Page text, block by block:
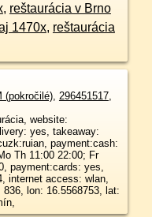
, reštaurácia v Brno
1470x, reštaurácia
(pokročilé), 296451517,
website:
yes, takeaway:
payment:cash:
Th 11:00 22:00; Fr
payment:cards: yes,
internet access: wlan,
lon: 16.5568753, lat: